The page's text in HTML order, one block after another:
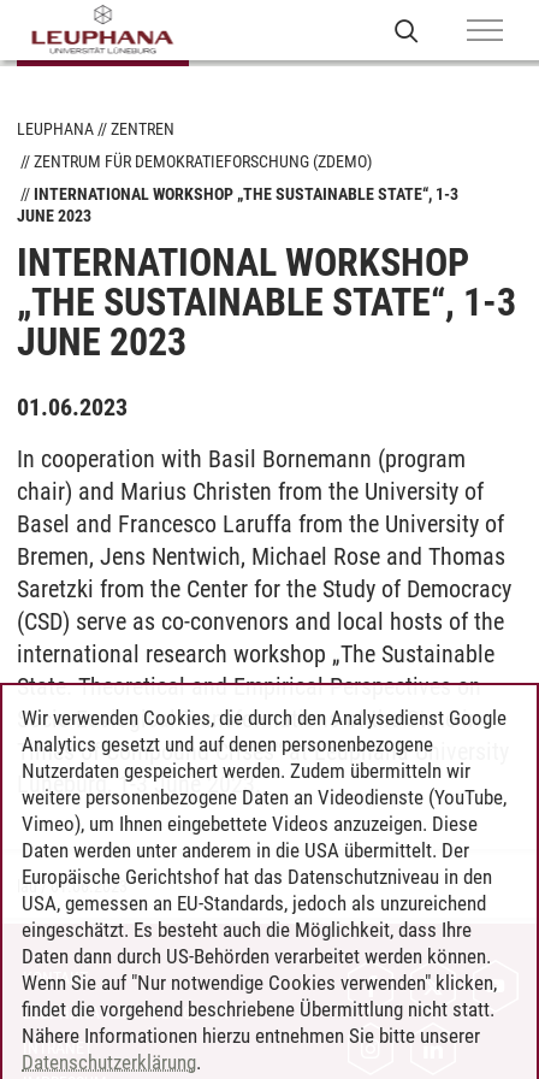
LEUPHANA
ZENTREN
ZENTRUM FÜR DEMOKRATIEFORSCHUNG (ZDEMO)
INTERNATIONAL WORKSHOP „THE SUSTAINABLE STATE“, 1-3
JUNE 2023
INTERNATIONAL WORKSHOP
„THE SUSTAINABLE STATE“, 1-3
JUNE 2023
01.06.2023
In cooperation with Basil Bornemann (program
chair) and Marius Christen from the University of
Basel and Francesco Laruffa from the University of
Bremen, Jens Nentwich, Michael Rose and Thomas
Saretzki from the Center for the Study of Democracy
(CSD) serve as co-convenors and local hosts of the
international research workshop „The Sustainable
State. Theoretical and Empirical Perspectives on
Socio-Ecological Transformations of the State in
Times of Compound Crises“ at Leuphana University
Lüneburg, 1-3 June 2023.
lau/01.06.2023
KONTAKT
LEUPHANA ALS ARBEITGEBER
INTRANET
Wir verwenden Cookies, die durch den Analysedienst Google
Analytics gesetzt und auf denen personenbezogene
Nutzerdaten gespeichert werden. Zudem übermitteln wir
weitere personenbezogene Daten an Videodienste (YouTube,
Vimeo), um Ihnen eingebettete Videos anzuzeigen. Diese
Daten werden unter anderem in die USA übermittelt. Der
Europäische Gerichtshof hat das Datenschutzniveau in den
USA, gemessen an EU-Standards, jedoch als unzureichend
eingeschätzt. Es besteht auch die Möglichkeit, dass Ihre
Daten dann durch US-Behörden verarbeitet werden können.
Wenn Sie auf "Nur notwendige Cookies verwenden" klicken,
findet die vorgehend beschriebene Übermittlung nicht statt.
Nähere Informationen hierzu entnehmen Sie bitte unserer
Datenschutzerklärung.